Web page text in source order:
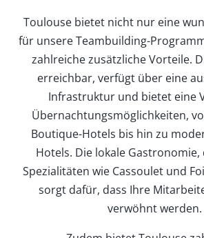
Toulouse bietet nicht nur eine
für unsere Teambuilding-
zahlreiche zusätzliche Vorteile.
erreichbar, verfügt über eine
Infrastruktur und bietet eine
Übernachtungsmöglichkeiten,
Boutique-Hotels bis hin zu
Hotels. Die lokale
Spezialitäten wie Cassoulet und
sorgt dafür, dass Ihre
verwöhnt werden.